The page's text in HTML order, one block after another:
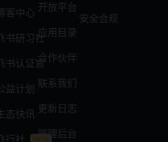
客中心
书研习社
书认证官
益计划
态快讯
行社
开放平台
应用目录
合作伙伴
联系我们
更新日志
管理后台
安全合规